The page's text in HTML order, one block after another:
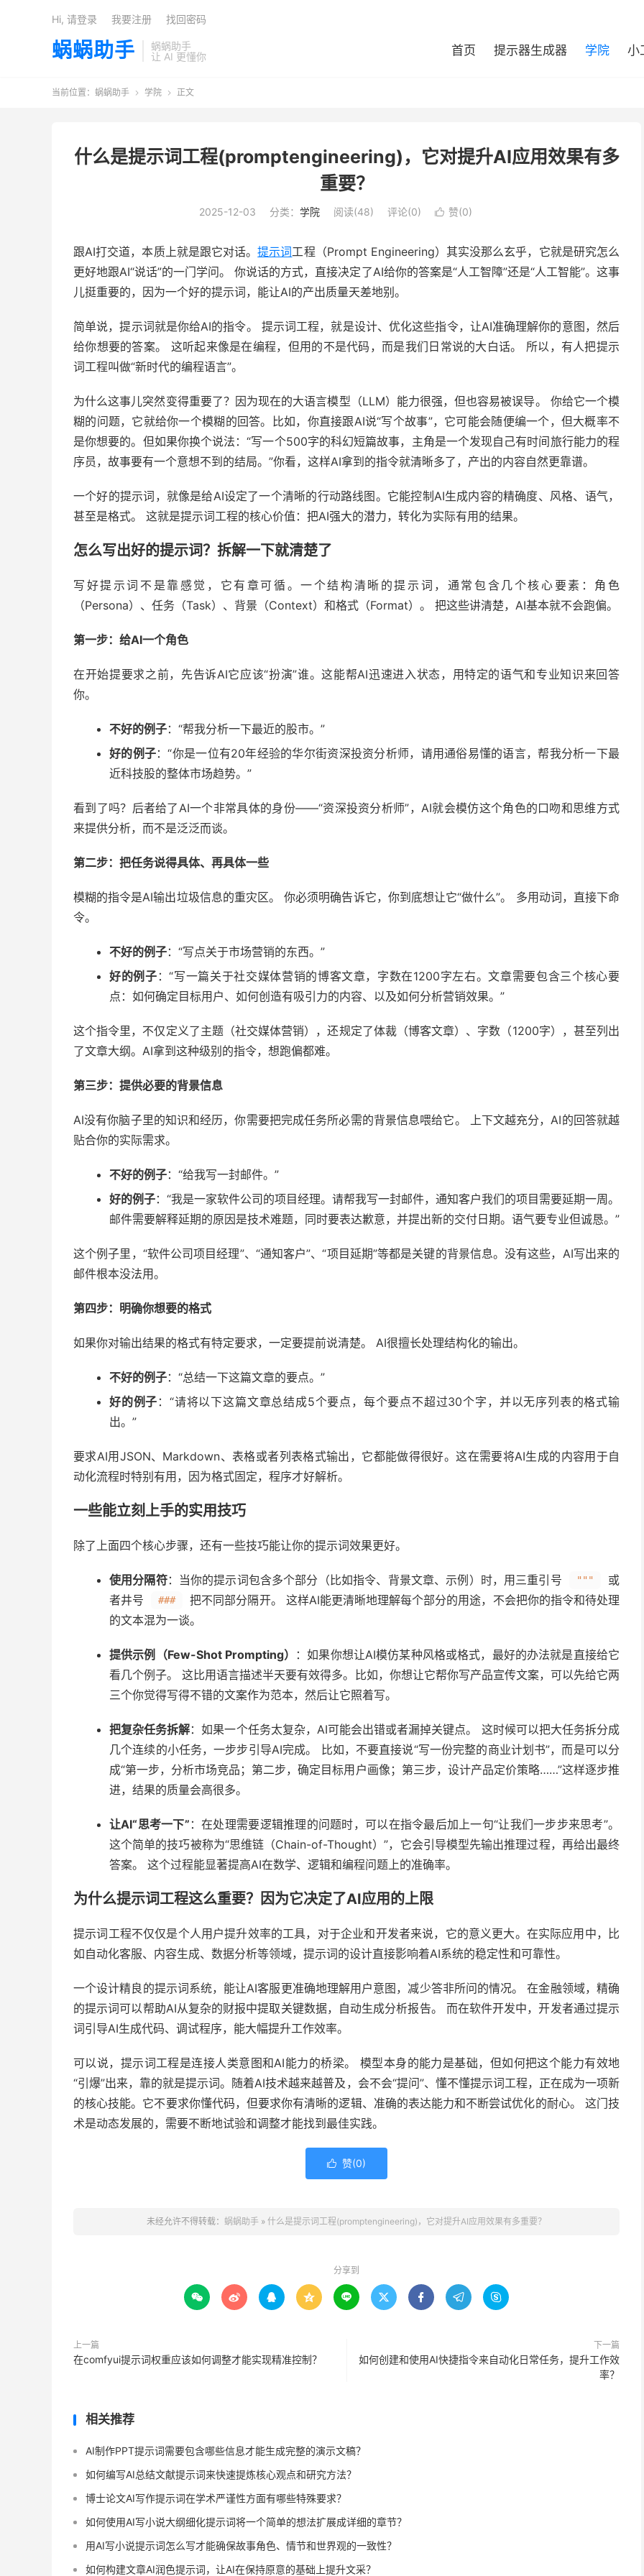
蜗蜗助手
蜗蜗助手
让 AI 更懂你
首页 提示器生成器 学院 小
Hi, 请登录 我要注册 找回密码
当前位置： 蜗蜗助手  学院  正文
什么是提示词工程(promptengineering)，它对提升AI应用效果有多
重要？
2025-12-03 分类： 学院 阅读(48) 评论(0)  赞(0)
跟AI打交道，本质上就是跟它对话。提示词工程（Prompt Engineering）其实没那么玄乎，它就是研究怎么
更好地跟AI“说话”的一门学问。 你说话的方式，直接决定了AI给你的答案是“人工智障”还是“人工智能”。这事
儿挺重要的，因为一个好的提示词，能让AI的产出质量天差地别。
简单说，提示词就是你给AI的指令。 提示词工程，就是设计、优化这些指令，让AI准确理解你的意图，然后
给你想要的答案。 这听起来像是在编程，但用的不是代码，而是我们日常说的大白话。 所以，有人把提示
词工程叫做“新时代的编程语言”。
为什么这事儿突然变得重要了？因为现在的大语言模型（LLM）能力很强，但也容易被误导。 你给它一个模
糊的问题，它就给你一个模糊的回答。比如，你直接跟AI说“写个故事”，它可能会随便编一个，但大概率不
是你想要的。但如果你换个说法：“写一个500字的科幻短篇故事，主角是一个发现自己有时间旅行能力的程
序员，故事要有一个意想不到的结局。”你看，这样AI拿到的指令就清晰多了，产出的内容自然更靠谱。
一个好的提示词，就像是给AI设定了一个清晰的行动路线图。它能控制AI生成内容的精确度、风格、语气，
甚至是格式。 这就是提示词工程的核心价值：把AI强大的潜力，转化为实际有用的结果。
怎么写出好的提示词？拆解一下就清楚了
写好提示词不是靠感觉，它有章可循。一个结构清晰的提示词，通常包含几个核心要素：角色
（Persona）、任务（Task）、背景（Context）和格式（Format）。 把这些讲清楚，AI基本就不会跑偏。
第一步：给AI一个角色
在开始提要求之前，先告诉AI它应该“扮演”谁。这能帮AI迅速进入状态，用特定的语气和专业知识来回答
你。
不好的例子：“帮我分析一下最近的股市。”
好的例子：“你是一位有20年经验的华尔街资深投资分析师，请用通俗易懂的语言，帮我分析一下最
近科技股的整体市场趋势。”
看到了吗？后者给了AI一个非常具体的身份——“资深投资分析师”，AI就会模仿这个角色的口吻和思维方式
来提供分析，而不是泛泛而谈。
第二步：把任务说得具体、再具体一些
模糊的指令是AI输出垃圾信息的重灾区。 你必须明确告诉它，你到底想让它“做什么”。 多用动词，直接下命
令。
不好的例子：“写点关于市场营销的东西。”
好的例子 ：“写一篇关于社交媒体营销的博客文章，字数在1200字左右。文章需要包含三个核心要
点：如何确定目标用户、如何创造有吸引力的内容、以及如何分析营销效果。”
这个指令里，不仅定义了主题（社交媒体营销），还规定了体裁（博客文章）、字数（1200字），甚至列出
了文章大纲。AI拿到这种级别的指令，想跑偏都难。
第三步：提供必要的背景信息
AI没有你脑子里的知识和经历，你需要把完成任务所必需的背景信息喂给它。 上下文越充分，AI的回答就越
贴合你的实际需求。
不好的例子：“给我写一封邮件。”
好的例子：“我是一家软件公司的项目经理。请帮我写一封邮件，通知客户我们的项目需要延期一周。
邮件需要解释延期的原因是技术难题，同时要表达歉意，并提出新的交付日期。语气要专业但诚恳。”
这个例子里，“软件公司项目经理”、“通知客户”、“项目延期”等都是关键的背景信息。没有这些，AI写出来的
邮件根本没法用。
第四步：明确你想要的格式
如果你对输出结果的格式有特定要求，一定要提前说清楚。 AI很擅长处理结构化的输出。
不好的例子：“总结一下这篇文章的要点。”
好的例子 ：“请将以下这篇文章总结成5个要点，每个要点不超过30个字，并以无序列表的格式输
出。”
要求AI用JSON、Markdown、表格或者列表格式输出，它都能做得很好。这在需要将AI生成的内容用于自
动化流程时特别有用，因为格式固定，程序才好解析。
一些能立刻上手的实用技巧
除了上面四个核心步骤，还有一些技巧能让你的提示词效果更好。
使用分隔符：当你的提示词包含多个部分（比如指令、背景文章、示例）时，用三重引号 """
或
者井号
###
把不同部分隔开。 这样AI能更清晰地理解每个部分的用途，不会把你的指令和待处理
的文本混为一谈。
提供示例（Few-Shot Prompting）
：如果你想让AI模仿某种风格或格式，最好的办法就是直接给它
看几个例子。 这比用语言描述半天要有效得多。比如，你想让它帮你写产品宣传文案，可以先给它两
三个你觉得写得不错的文案作为范本，然后让它照着写。
把复杂任务拆解：如果一个任务太复杂，AI可能会出错或者漏掉关键点。 这时候可以把大任务拆分成
几个连续的小任务，一步步引导AI完成。 比如，不要直接说“写一份完整的商业计划书”，而是可以分
成“第一步，分析市场竞品；第二步，确定目标用户画像；第三步，设计产品定价策略……”这样逐步推
进，结果的质量会高很多。
让AI“思考一下” ：在处理需要逻辑推理的问题时，可以在指令最后加上一句“让我们一步步来思考”。
这个简单的技巧被称为“思维链（Chain-of-Thought）”，它会引导模型先输出推理过程，再给出最终
答案。 这个过程能显著提高AI在数学、逻辑和编程问题上的准确率。
为什么提示词工程这么重要？因为它决定了AI应用的上限
提示词工程不仅仅是个人用户提升效率的工具，对于企业和开发者来说，它的意义更大。在实际应用中，比
如自动化客服、内容生成、数据分析等领域，提示词的设计直接影响着AI系统的稳定性和可靠性。
一个设计精良的提示词系统，能让AI客服更准确地理解用户意图，减少答非所问的情况。 在金融领域，精确
的提示词可以帮助AI从复杂的财报中提取关键数据，自动生成分析报告。 而在软件开发中，开发者通过提示
词引导AI生成代码、调试程序，能大幅提升工作效率。
可以说，提示词工程是连接人类意图和AI能力的桥梁。 模型本身的能力是基础，但如何把这个能力有效地
“引爆”出来，靠的就是提示词。随着AI技术越来越普及，会不会“提问”、懂不懂提示词工程，正在成为一项新
的核心技能。它不要求你懂代码，但要求你有清晰的逻辑、准确的表达能力和不断尝试优化的耐心。 这门技
术是动态发展的，需要不断地试验和调整才能找到最佳实践。
 赞(0)
未经允许不得转载： 蜗蜗助手 » 什么是提示词工程(promptengineering)，它对提升AI应用效果有多重要？
分享到
        
上一篇
在comfyui提示词权重应该如何调整才能实现精准控制？
下一篇
如何创建和使用AI快捷指令来自动化日常任务，提升工作效
率？
相关推荐
AI制作PPT提示词需要包含哪些信息才能生成完整的演示文稿？
如何编写AI总结文献提示词来快速提炼核心观点和研究方法？
博士论文AI写作提示词在学术严谨性方面有哪些特殊要求？
如何使用AI写小说大纲细化提示词将一个简单的想法扩展成详细的章节？
用AI写小说提示词怎么写才能确保故事角色、情节和世界观的一致性？
如何构建文章AI润色提示词，让AI在保持原意的基础上提升文采？